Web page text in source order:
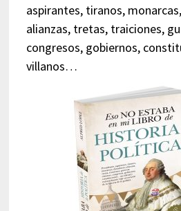
aspirantes, tiranos,
alianzas, tretas, traiciones,
congresos, gobiernos,
villanos…